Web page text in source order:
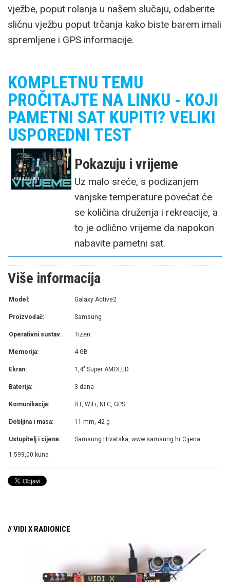
vježbe, poput rolanja u našem slučaju, odaberite
sličnu vježbu poput trčanja kako biste barem imali
spremljene i GPS informacije.
KOMPLETNU TEMU
PROČITAJTE NA LINKU - KOJI
PAMETNI SAT KUPITI? VELIKI
USPOREDNI TEST
Pokazuju i vrijeme
Uz malo sreće, s podizanjem
vanjske temperature povećat će
se količina druženja i rekreacije, a
to je odlično vrijeme da napokon
nabavite pametni sat.
Više informacija
Model: Galaxy Active2
Proizvođač: Samsung
Operativni sustav: Tizen
Memorija: 4 GB
Ekran: 1,4" Super AMOLED
Baterija: 3 dana
Komunikacija: BT, WiFi, NFC, GPS
Debljina i masa: 11 mm, 42 g
Ustupitelj i cijena: Samsung Hrvatska, www.samsung.hr Cijena:
1.599,00 kuna
// VIDI X RADIONICE